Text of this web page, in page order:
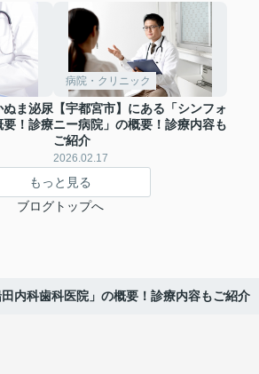
ぬま泌尿
要！診療
病院・クリニック
【宇都宮市】にある「シンフォ
ニー病院」の概要！診療内容も
ご紹介
2026.02.17
もっと見る
ブログトップへ
田内科歯科医院」の概要！診療内容もご紹介